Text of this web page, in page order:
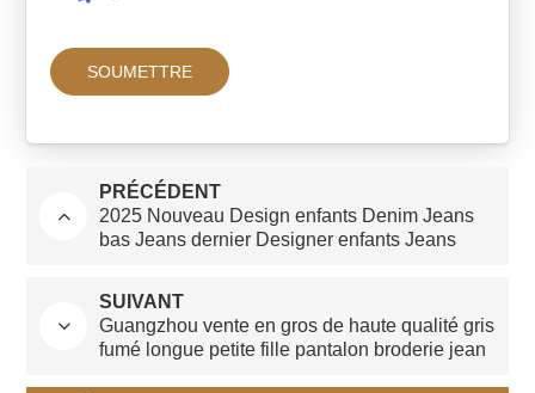
PRÉCÉDENT
2025 Nouveau Design enfants Denim Jeans
bas Jeans dernier Designer enfants Jeans
SUIVANT
Guangzhou vente en gros de haute qualité gris
fumé longue petite fille pantalon broderie jean